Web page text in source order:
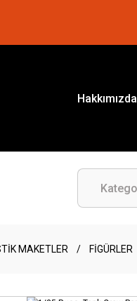
Hakkımızda
MAKETLER FİGÜRLER